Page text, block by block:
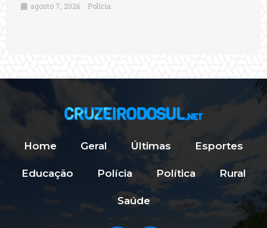
agosto 7, 2026 Polícia
Home Geral Últimas Esportes
Educação Polícia Política Rural
Saúde